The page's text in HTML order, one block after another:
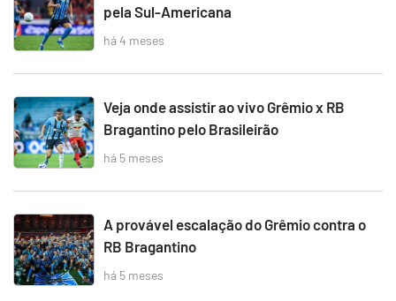
pela Sul-Americana
há 4 meses
Veja onde assistir ao vivo Grêmio x RB
Bragantino pelo Brasileirão
há 5 meses
A provável escalação do Grêmio contra o
RB Bragantino
há 5 meses